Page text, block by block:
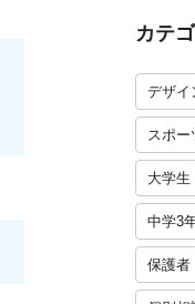
カテ
デザイ
スポ
大学生
中学3
保護者